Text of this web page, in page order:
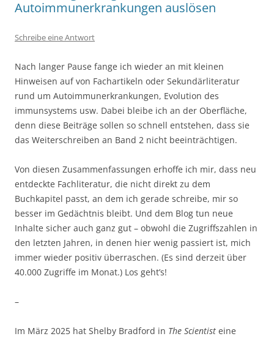
Autoimmunerkrankungen auslösen
Schreibe eine Antwort
Nach langer Pause fange ich wieder an mit kleinen
Hinweisen auf von Fachartikeln oder Sekundärliteratur
rund um Autoimmunerkrankungen, Evolution des
immunsystems usw. Dabei bleibe ich an der Oberfläche,
denn diese Beiträge sollen so schnell entstehen, dass sie
das Weiterschreiben an Band 2 nicht beeinträchtigen.
Von diesen Zusammenfassungen erhoffe ich mir, dass neu
entdeckte Fachliteratur, die nicht direkt zu dem
Buchkapitel passt, an dem ich gerade schreibe, mir so
besser im Gedächtnis bleibt. Und dem Blog tun neue
Inhalte sicher auch ganz gut – obwohl die Zugriffszahlen in
den letzten Jahren, in denen hier wenig passiert ist, mich
immer wieder positiv überraschen. (Es sind derzeit über
40.000 Zugriffe im Monat.) Los geht’s!
–
Im März 2025 hat Shelby Bradford in The Scientist eine